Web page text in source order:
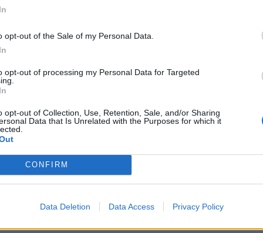
opt-out of the Sale of my Personal Data.
opt-out of processing my Personal Data for Targeted
opt-out of Collection, Use, Retention, Sale, and/or Sharing
Data that Is Unrelated with the Purposes for which it
CONFIRM
Data Deletion Data Access Privacy Policy
stygių jaučiantys kaimynai viliojo ligoninės